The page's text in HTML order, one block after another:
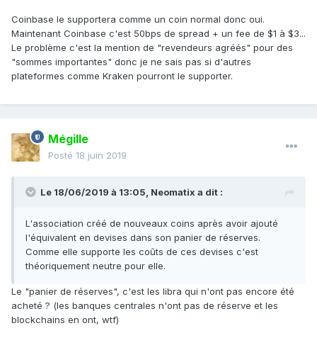
Coinbase le supportera comme un coin normal donc oui.
Maintenant Coinbase c'est 50bps de spread + un fee de $1 à $3...
Le problème c'est la mention de "revendeurs agréés" pour des
"sommes importantes" donc je ne sais pas si d'autres
plateformes comme Kraken pourront le supporter.
Mégille
Posté 18 juin 2019
Le 18/06/2019 à 13:05, Neomatix a dit :
L'association créé de nouveaux coins après avoir ajouté
l'équivalent en devises dans son panier de réserves.
Comme elle supporte les coûts de ces devises c'est
théoriquement neutre pour elle.
Le "panier de réserves", c'est les libra qui n'ont pas encore été
acheté ? (les banques centrales n'ont pas de réserve et les
blockchains en ont, wtf)